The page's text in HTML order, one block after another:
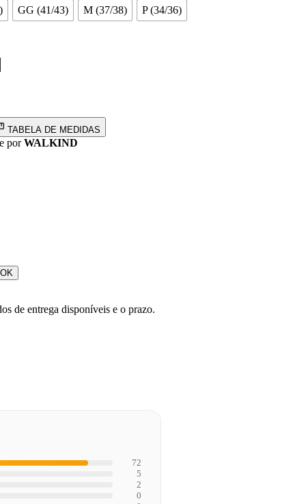
GG (41/43) M (37/38) P (34/36)
TABELA DE MEDIDAS
porWALKIND
OK
de entrega disponíveis e o prazo.
72
5
2
0